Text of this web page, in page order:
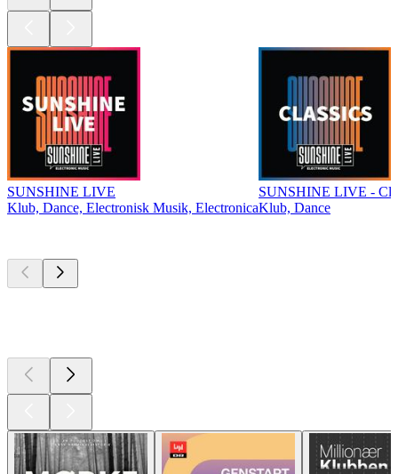
SUNSHINE LIVE
Klub, Dance, Electronisk Musik, Electronica
SUNSHINE LIVE -
Klub, Dance